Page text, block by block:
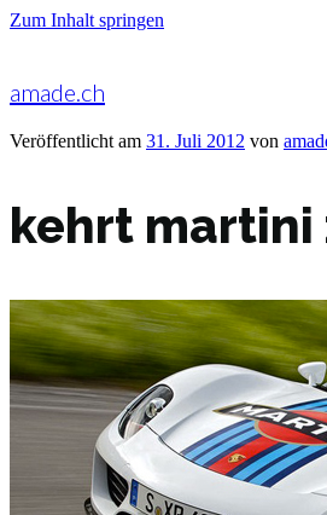
Zum Inhalt springen
amade.ch
Veröffentlicht am 31. Juli 2012 von
kehrt martini